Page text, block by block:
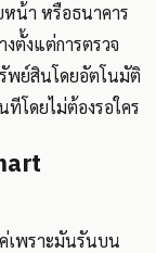
น้า หรือธนาคาร
ตั้งแต่การตรวจ
พย์สินโดยอัตโนมัติ
ทีโดยไม่ต้องรอใคร
เพราะมันรันบน